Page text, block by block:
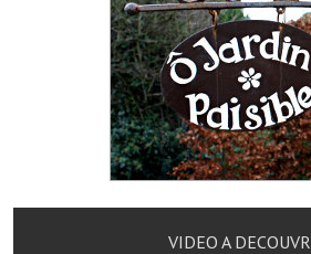
France services
France Renov
Déchets ménagers, tri sélectif,
Services publics communaux
VIDEO A